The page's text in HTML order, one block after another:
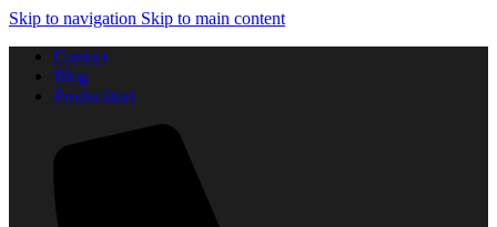
Skip to navigation Skip to main content
Contact
Blog
Producători